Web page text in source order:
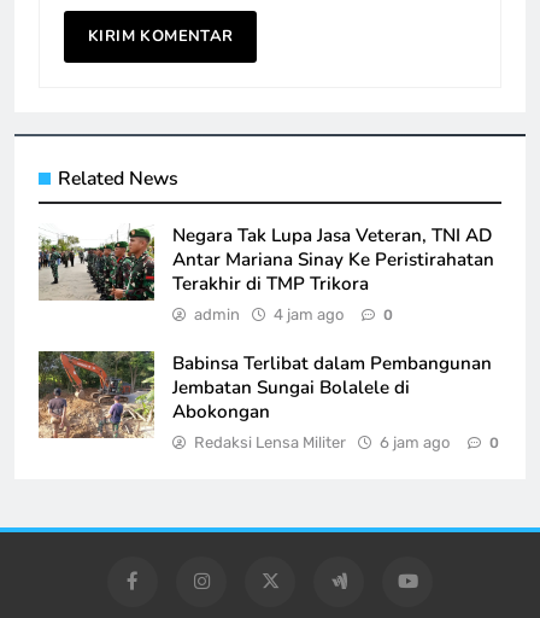
Related News
Negara Tak Lupa Jasa Veteran, TNI AD
Antar Mariana Sinay Ke Peristirahatan
Terakhir di TMP Trikora
admin 4 jam ago 0
Babinsa Terlibat dalam Pembangunan
Jembatan Sungai Bolalele di
Abokongan
Redaksi Lensa Militer 6 jam ago 0